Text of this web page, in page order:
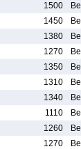
1500
1450
1380
1270
1350
1310
1340
1110
1260
1270